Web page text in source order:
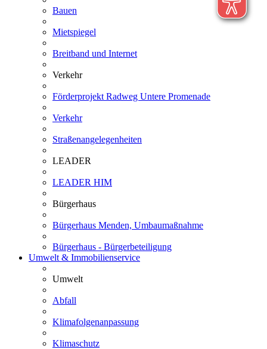
Bauen
Mietspiegel
Breitband und Internet
Verkehr
Förderprojekt Radweg Untere Promenade
Verkehr
Straßenangelegenheiten
LEADER
LEADER HIM
Bürgerhaus
Bürgerhaus Menden, Umbaumaßnahme
Bürgerhaus - Bürgerbeteiligung
Umwelt & Immobilienservice
Umwelt
Abfall
Klimafolgenanpassung
Klimaschutz